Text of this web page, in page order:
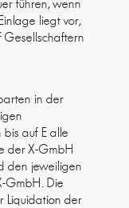
führen, wenn
liegt vor,
Gesellschaftern
in der
auf E alle
der X-GmbH
den jeweiligen
GmbH. Die
Liquidation der